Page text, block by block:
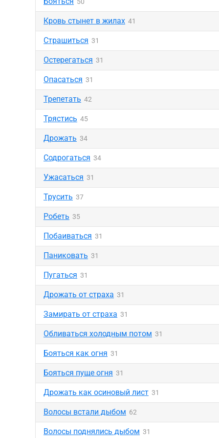
Кровь стынет в жилах 41
Страшиться 31
Остерегаться 31
Опасаться 31
Трепетать 42
Трястись 45
Дрожать 34
Содрогаться 34
Ужасаться 31
Трусить 37
Робеть 35
Побаиваться 31
Паниковать 31
Пугаться 31
Дрожать от страха 31
Замирать от страха 31
Обливаться холодным потом 31
Бояться как огня 31
Бояться пуще огня 31
Дрожать как осиновый лист 31
Волосы встали дыбом 62
Волосы поднялись дыбом 31